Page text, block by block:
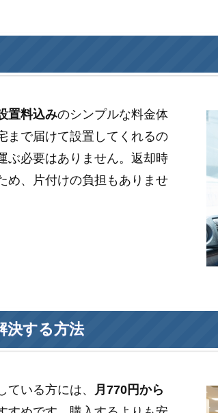
置料込みのシンプルな料金体
まで届けて設置してくれるの
ぶ必要はありません。返却時
め、片付けの負担もありませ
決する方法
いる方には、
月770円から